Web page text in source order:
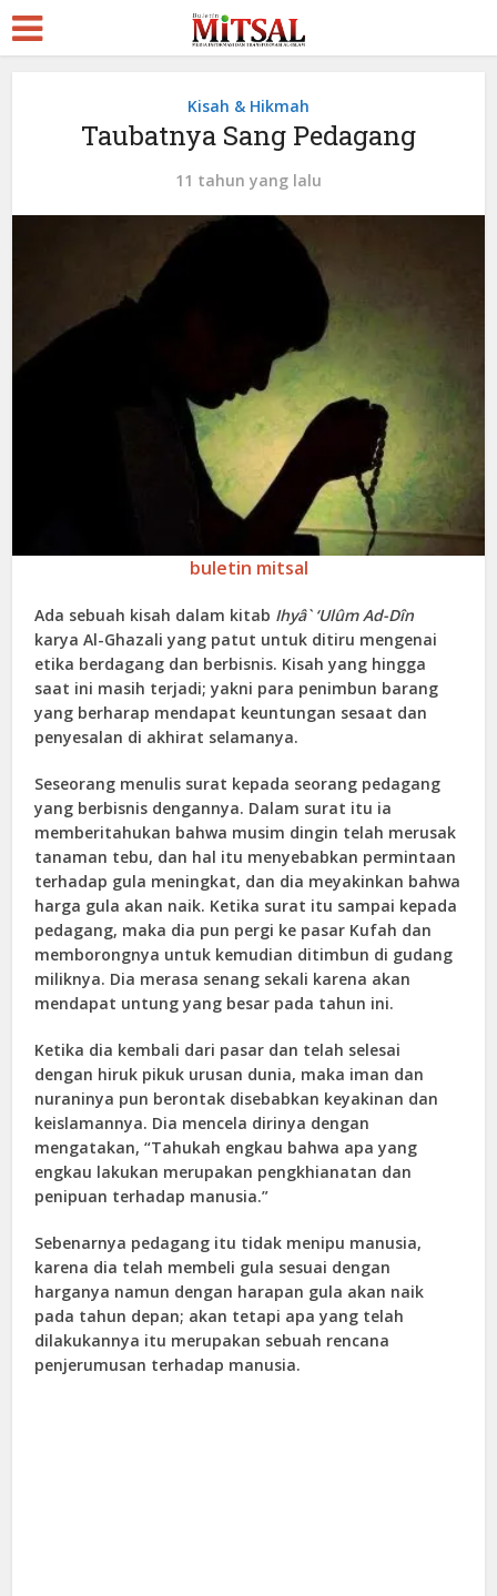
Kisah & Hikmah
Taubatnya Sang Pedagang
11 tahun yang lalu
buletin mitsal
Ada sebuah kisah dalam kitab Ihyâ` ‘Ulûm Ad-Dîn
karya Al-Ghazali yang patut untuk ditiru mengenai
etika berdagang dan berbisnis. Kisah yang hingga
saat ini masih terjadi; yakni para penimbun barang
yang berharap mendapat keuntungan sesaat dan
penyesalan di akhirat selamanya.
Seseorang menulis surat kepada seorang pedagang
yang berbisnis dengannya. Dalam surat itu ia
memberitahukan bahwa musim dingin telah merusak
tanaman tebu, dan hal itu menyebabkan permintaan
terhadap gula meningkat, dan dia meyakinkan bahwa
harga gula akan naik. Ketika surat itu sampai kepada
pedagang, maka dia pun pergi ke pasar Kufah dan
memborongnya untuk kemudian ditimbun di gudang
miliknya. Dia merasa senang sekali karena akan
mendapat untung yang besar pada tahun ini.
Ketika dia kembali dari pasar dan telah selesai
dengan hiruk pikuk urusan dunia, maka iman dan
nuraninya pun berontak disebabkan keyakinan dan
keislamannya. Dia mencela dirinya dengan
mengatakan, “Tahukah engkau bahwa apa yang
engkau lakukan merupakan pengkhianatan dan
penipuan terhadap manusia.”
Sebenarnya pedagang itu tidak menipu manusia,
karena dia telah membeli gula sesuai dengan
harganya namun dengan harapan gula akan naik
pada tahun depan; akan tetapi apa yang telah
dilakukannya itu merupakan sebuah rencana
penjerumusan terhadap manusia.